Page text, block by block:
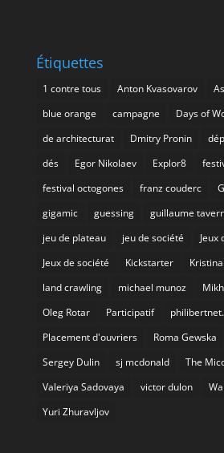
Étiquettes
1 contre tous Anton Kvasovarov
blue orange
campagne
Days of
de architecturat
Dmitry Pronin
dés
Egor Nikolaev Explor8
festival octogones
franz couderc
gigamic
guessing guillaume
jeu de plateau
jeu de société
Jeux
Jeux de société
Kickstarter
land crawling
michael munoz
Oleg Rotar
Participatif
Placement d'ouvriers
Roma Gewska
Sergey Dulin
sj mcdonald The
Valeriya Sadovaya
victor dulon
Yuri Zhuravljov